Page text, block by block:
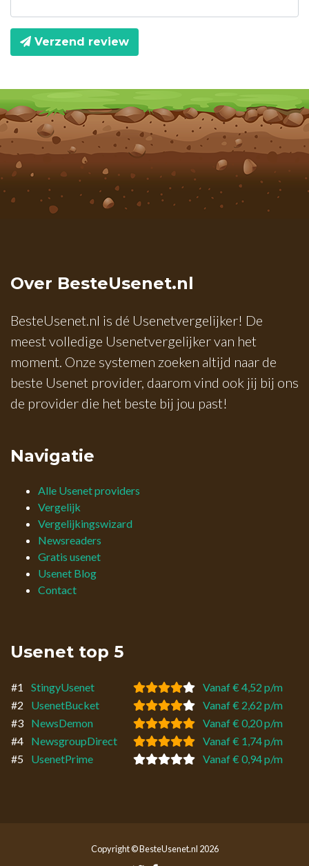
Verzend review
Over BesteUsenet.nl
BesteUsenet.nl is dé Usenetvergelijker! De
meest volledige Usenetvergelijker van het
moment. Onze systemen zoeken altijd naar de
beste Usenet provider, daarom vind ook jij bij ons
de provider die het beste bij jou past!
Navigatie
Alle Usenet providers
Vergelijk
Vergelijkingswizard
Newsreaders
Gratis usenet
Usenet Blog
Contact
Usenet top 5
#1 StingyUsenet
Vanaf € 4,52 p/m
#2
UsenetBucket
Vanaf € 2,62 p/m
#3
NewsDemon
Vanaf € 0,20 p/m
#4
NewsgroupDirect
Vanaf € 1,74 p/m
#5
UsenetPrime Vanaf € 0,94 p/m
Copyright © BesteUsenet.nl 2026